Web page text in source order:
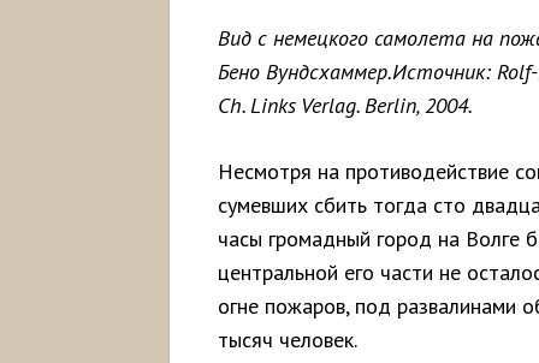
Вид с немецкого самолета на
Бено Вундсхаммер.Источник:
Ch. Links Verlag. Berlin, 2004.
Несмотря на противодействие
сумевших сбить тогда сто
часы громадный город на Волге
центральной его части не
огне пожаров, под развалинами
тысяч человек.